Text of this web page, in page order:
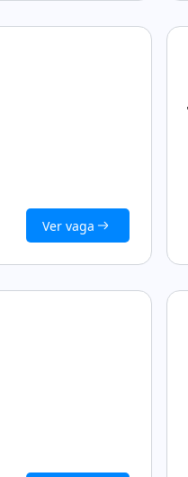
Ver vaga